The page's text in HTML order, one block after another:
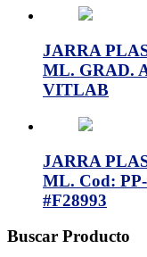
JARRA
ML. GRAD.
VITLAB
JARRA
ML. Cod:
#F28993
Buscar Producto